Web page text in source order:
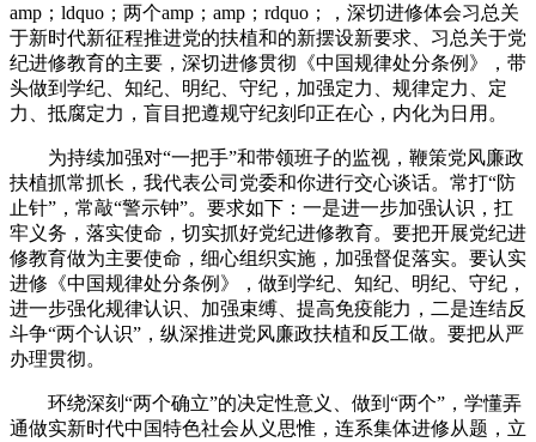
amp；ldquo；两个amp；amp；rdquo；，深切进修体会习总关
于新时代新征程推进党的扶植和的新摆设新要求、习总关于党
纪进修教育的主要，深切进修贯彻《中国规律处分条例》，带
头做到学纪、知纪、明纪、守纪，加强定力、规律定力、定
力、抵腐定力，盲目把遵规守纪刻印正在心，内化为日用。
为持续加强对“一把手”和带领班子的监视，鞭策党风廉政
扶植抓常抓长，我代表公司党委和你进行交心谈话。常打“防
止针”，常敲“警示钟”。要求如下：一是进一步加强认识，扛
牢义务，落实使命，切实抓好党纪进修教育。要把开展党纪进
修教育做为主要使命，细心组织实施，加强督促落实。要认实
进修《中国规律处分条例》，做到学纪、知纪、明纪、守纪，
进一步强化规律认识、加强束缚、提高免疫能力，二是连结反
斗争“两个认识”，纵深推进党风廉政扶植和反工做。要把从严
办理贯彻。
环绕深刻“两个确立”的决定性意义、做到“两个”，学懂弄
通做实新时代中国特色社会从义思惟，连系集体进修从题，立